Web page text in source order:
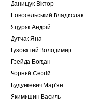
Данищук Віктор
Новосельський Владислав
Яцурак Андрій
Дутчак Яна
Гузоватий Володимир
Грейда Богдан
Чорний Сергій
Будункевич Мар’ян
Якимишин Василь